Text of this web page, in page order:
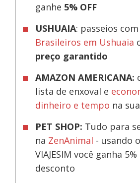
ganhe 5% OFF
USHUAIA: passeios com
Brasileiros em Ushuaia
preço garantido
AMAZON AMERICANA:
lista de enxoval e
dinheiro e tempo na
PET SHOP: Tudo para
na ZenAnimal - usando
VIAJESIM você ganha 5%
desconto